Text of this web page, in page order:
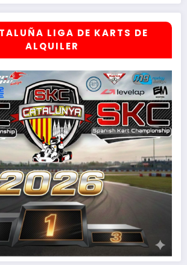
LIGA DE KARTS DE
ALQUILER